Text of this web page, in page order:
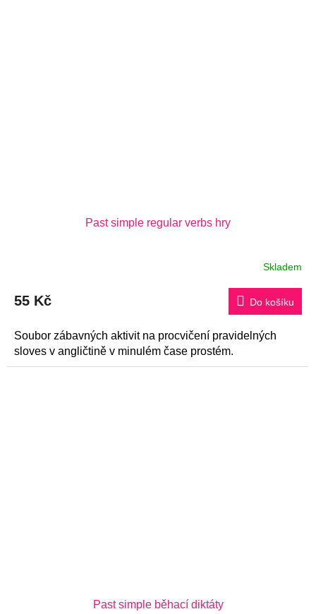
Past simple regular verbs hry
Skladem
55 Kč Do košíku
Soubor zábavných aktivit na procvičení pravidelných
sloves v angličtině v minulém čase prostém.
Past simple běhací diktáty